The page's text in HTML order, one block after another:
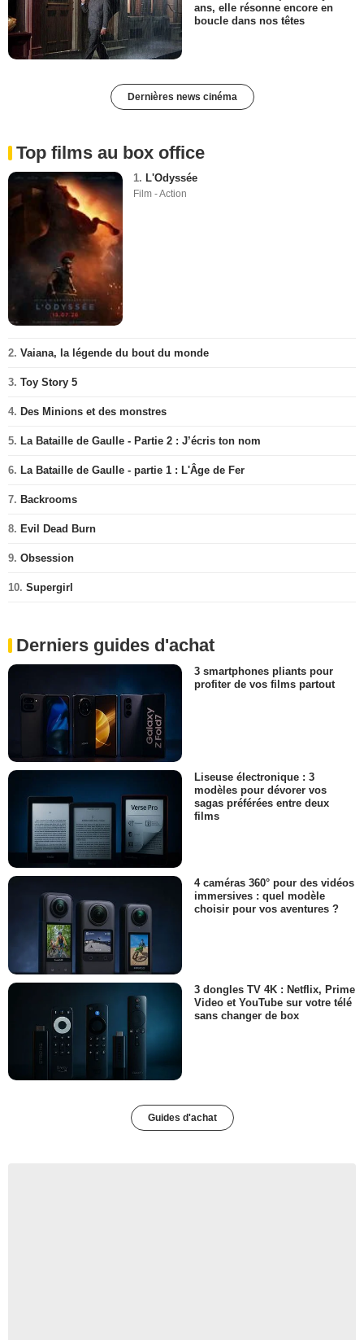
ans, elle résonne encore en
boucle dans nos têtes
Dernières news cinéma
Top films au box office
1. L'Odyssée
Film - Action
2. Vaiana, la légende du bout du monde
3. Toy Story 5
4. Des Minions et des monstres
5. La Bataille de Gaulle - Partie 2 : J’écris ton nom
6. La Bataille de Gaulle - partie 1 : L'Âge de Fer
7. Backrooms
8. Evil Dead Burn
9. Obsession
10. Supergirl
Derniers guides d'achat
3 smartphones pliants pour
profiter de vos films partout
Liseuse électronique : 3
modèles pour dévorer vos
sagas préférées entre deux
films
4 caméras 360° pour des vidéos
immersives : quel modèle
choisir pour vos aventures ?
3 dongles TV 4K : Netflix, Prime
Video et YouTube sur votre télé
sans changer de box
Guides d'achat